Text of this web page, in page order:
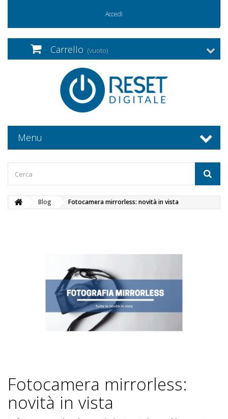
Accedi
Carrello (vuoto)
Menu
Blog Fotocamera mirrorless: novità in vista
Fotocamera mirrorless:
novità in vista